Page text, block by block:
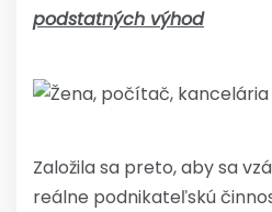
podstatných výhod
Založila sa preto, aby sa
reálne podnikateľskú